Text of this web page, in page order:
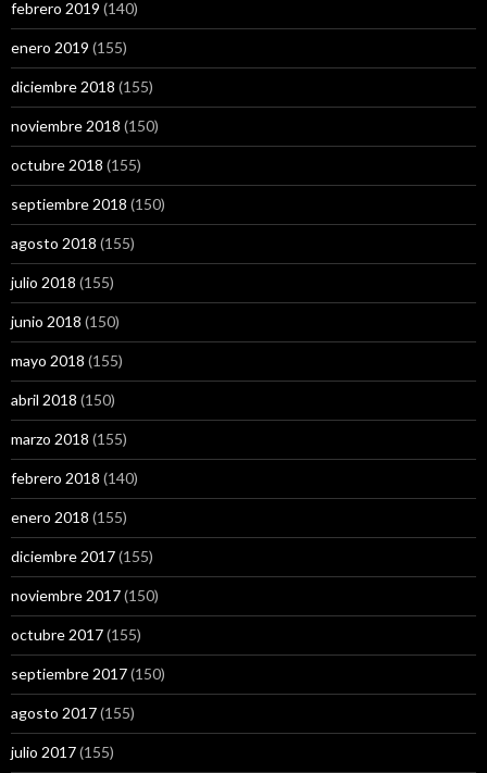
febrero 2019 (140)
enero 2019 (155)
diciembre 2018 (155)
noviembre 2018 (150)
octubre 2018 (155)
septiembre 2018 (150)
agosto 2018 (155)
julio 2018 (155)
junio 2018 (150)
mayo 2018 (155)
abril 2018 (150)
marzo 2018 (155)
febrero 2018 (140)
enero 2018 (155)
diciembre 2017(155)
noviembre 2017(150)
octubre 2017(155)
septiembre 2017(150)
agosto 2017(155)
julio 2017(155)